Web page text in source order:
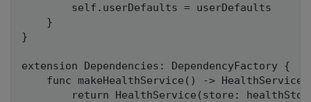
        self.userDefaults = userDefaults
    }
}
extension Dependencies: DependencyFactory {
func makeHealthService() -> HealthService
return HealthService(store: